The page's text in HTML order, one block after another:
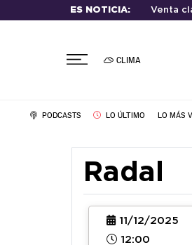
ES NOTICIA: Venta
CLIMA
PODCASTS LO ÚLTIMO LO MÁS
Radal
11/12/2025
12:00